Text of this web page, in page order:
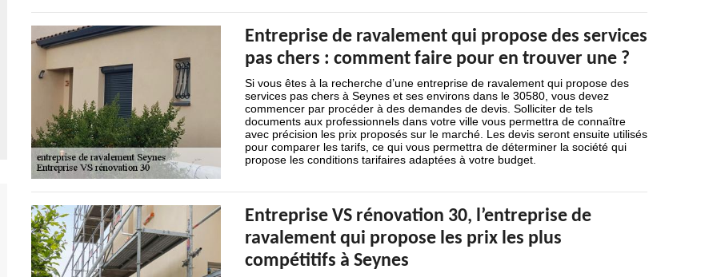
Entreprise de ravalement qui propose des services
pas chers : comment faire pour en trouver une ?
Si vous êtes à la recherche d’une entreprise de ravalement qui propose des
services pas chers à Seynes et ses environs dans le 30580, vous devez
commencer par procéder à des demandes de devis. Solliciter de tels
documents aux professionnels dans votre ville vous permettra de connaître
avec précision les prix proposés sur le marché. Les devis seront ensuite utilisés
pour comparer les tarifs, ce qui vous permettra de déterminer la société qui
propose les conditions tarifaires adaptées à votre budget.
Entreprise VS rénovation 30, l’entreprise de
ravalement qui propose les prix les plus
compétitifs à Seynes